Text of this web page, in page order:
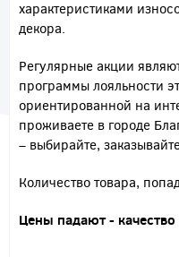
характеристиками
декора.
Регулярные акции
программы лояльности
ориентированной на
проживаете в городе
– выбирайте,
Количество товара,
Цены падают -